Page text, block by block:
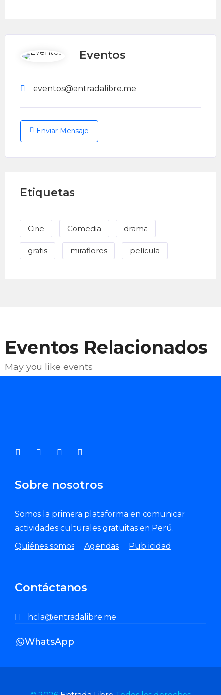
Eventos
eventos@entradalibre.me
Enviar Mensaje
Etiquetas
Cine Comedia drama
gratis miraflores película
Eventos Relacionados
May you like events
Sobre nosotros
Somos la primera plataforma en comunicar
actividades culturales gratuitas en Perú.
Quiénes somos
Agendas Publicidad
Contáctanos
hola@entradalibre.me
WhatsApp